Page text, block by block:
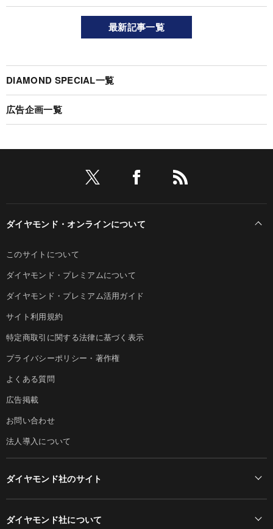
最新記事一覧
DIAMOND SPECIAL一覧
広告企画一覧
ダイヤモンド・オンラインについて
このサイトについて
ダイヤモンド・プレミアムについて
ダイヤモンド・プレミアム活用ガイド
サイト利用規約
特定商取引に関する法律に基づく表示
プライバシーポリシー・著作権
よくある質問
広告掲載
お問い合わせ
法人導入について
ダイヤモンド社のサイト
ダイヤモンド社について